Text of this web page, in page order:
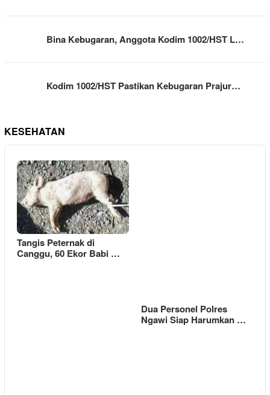
Bina Kebugaran, Anggota Kodim 1002/HST L…
Kodim 1002/HST Pastikan Kebugaran Prajur…
KESEHATAN
Tangis Peternak di
Canggu, 60 Ekor Babi …
Dua Personel Polres
Ngawi Siap Harumkan …